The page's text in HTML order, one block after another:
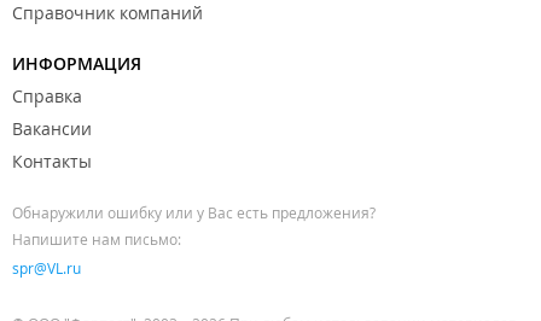
Справочник компаний
ИНФОРМАЦИЯ
Справка
Вакансии
Контакты
Обнаружили ошибку или у Вас есть предложения?
Напишите нам письмо:
spr@VL.ru